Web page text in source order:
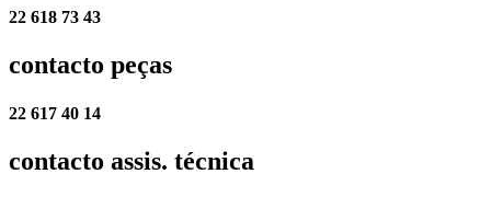
22 618 73 43
contacto peças
22 617 40 14
contacto assis. técnica